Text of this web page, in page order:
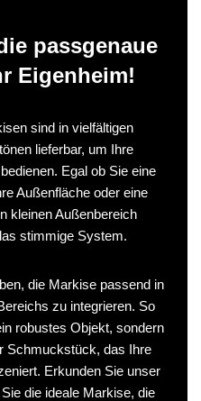
passgenaue
Eigenheim!
sind in vielfältigen
lieferbar, um Ihre
Egal ob Sie eine
Außenfläche oder eine
kleinen Außenbereich
stimmige System.
die Markise passend in
zu integrieren. So
robustes Objekt, sondern
Schmuckstück, das Ihre
Erkunden Sie unser
die ideale Markise, die